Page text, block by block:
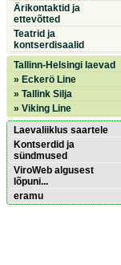
Ärikontaktid ja
ettevõtted
Teatrid ja
kontserdisaalid
Tallinn-Helsingi laevad
» Eckerö Line
» Tallink Silja
» Viking Line
Laevaliiklus saartele
Kontserdid ja
sündmused
ViroWeb algusest
lõpuni...
eramu